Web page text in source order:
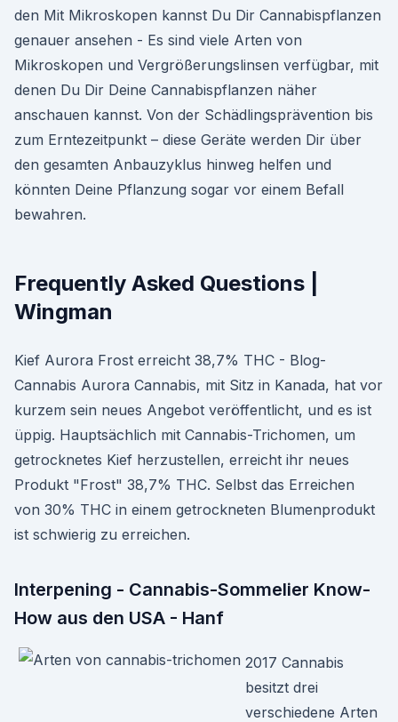
den Mit Mikroskopen kannst Du Dir Cannabispflanzen
genauer ansehen - Es sind viele Arten von
Mikroskopen und Vergrößerungslinsen verfügbar, mit
denen Du Dir Deine Cannabispflanzen näher
anschauen kannst. Von der Schädlingsprävention bis
zum Erntezeitpunkt – diese Geräte werden Dir über
den gesamten Anbauzyklus hinweg helfen und
könnten Deine Pflanzung sogar vor einem Befall
bewahren.
Frequently Asked Questions |
Wingman
Kief Aurora Frost erreicht 38,7% THC - Blog-
Cannabis Aurora Cannabis, mit Sitz in Kanada, hat vor
kurzem sein neues Angebot veröffentlicht, und es ist
üppig. Hauptsächlich mit Cannabis-Trichomen, um
getrocknetes Kief herzustellen, erreicht ihr neues
Produkt "Frost" 38,7% THC. Selbst das Erreichen
von 30% THC in einem getrockneten Blumenprodukt
ist schwierig zu erreichen.
Interpening - Cannabis-Sommelier Know-
How aus den USA - Hanf
2017 Cannabis
besitzt drei
verschiedene Arten